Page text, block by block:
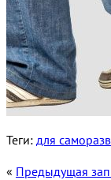
Теги: для
« Предыдущая